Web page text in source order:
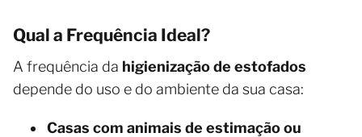
Qual a Frequência Ideal?
A frequência da higienização de estofados
depende do uso e do ambiente da sua casa:
Casas com animais de estimação ou